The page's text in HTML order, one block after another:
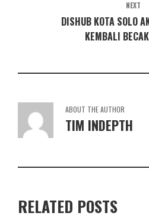
NEXT
DISHUB KOTA SOLO
KEMBALI
ABOUT THE AUTHOR
TIM INDEPTH
RELATED POSTS